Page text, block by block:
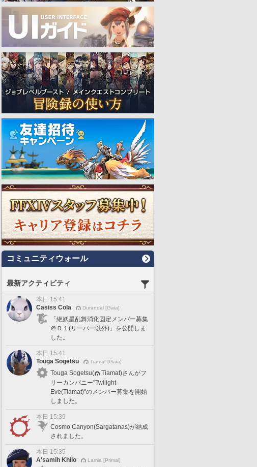
コミュニティウォール
最新アクティビティ
本日 15:41
Casiss Cola
Durandal [Gaia]
「絶妖星乱舞消化固定メンバー募集
＠Ｄ１(リーパー以外)」を公開しま
した。
本日 15:41
Touga Sogetsu
Tiamat [Gaia]
Touga Sogetsu(
Tiamat)さんがフ
リーカンパニー"Twilight
Eve(Tiamat)"のメンバー募集を開始
しました。
本日 15:39
Cosmo Canyon(Sargatanas)が結成
されました。
本日 15:35
A'samih Khilo
Lamia [Primal]